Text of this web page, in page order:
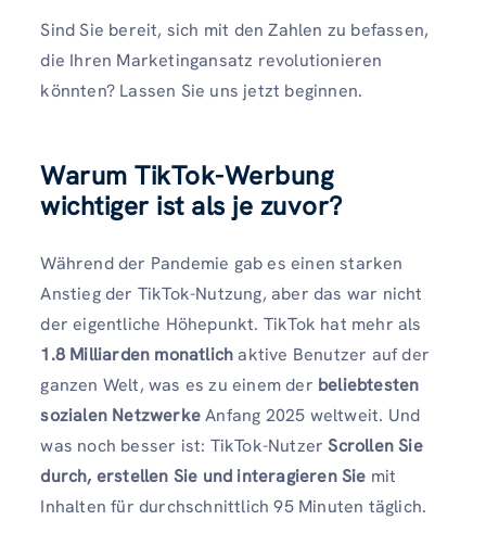
Sind Sie bereit, sich mit den Zahlen zu befassen,
die Ihren Marketingansatz revolutionieren
könnten? Lassen Sie uns jetzt beginnen.
Warum TikTok-Werbung
wichtiger ist als je zuvor?
Während der Pandemie gab es einen starken
Anstieg der TikTok-Nutzung, aber das war nicht
der eigentliche Höhepunkt. TikTok hat mehr als
1.8 Milliarden monatlichaktive Benutzer auf der
ganzen Welt, was es zu einem der beliebtesten
sozialen NetzwerkeAnfang 2025 weltweit. Und
was noch besser ist: TikTok-NutzerScrollen Sie
durch, erstellen Sie und interagieren Sie mit
Inhalten für durchschnittlich 95 Minuten täglich.